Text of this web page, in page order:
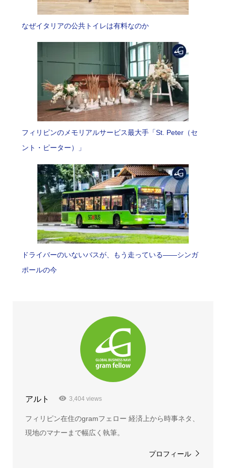
なぜイタリアの公共トイレは有料なのか
フィリピンのメモリアルサービス最大手「St. Peter（セ
ント・ピーター）」
ドライバーのいないバスが、もう走っている――シンガ
ポールの今
アルト 3,404 views
フィリピン在住のgramフェロー 経済上から時事ネタ、
現地のマナーまで幅広く執筆。
プロフィール